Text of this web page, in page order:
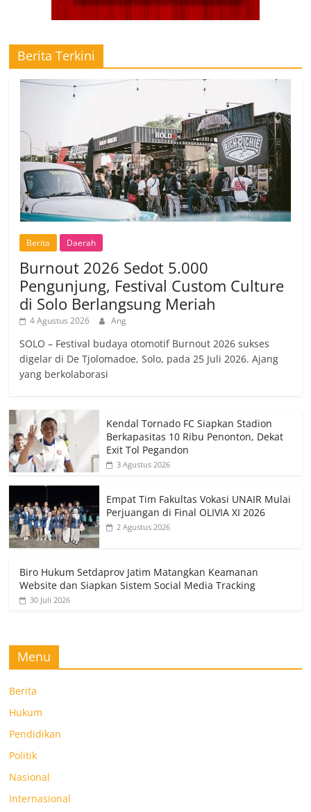
Berita Terkini
Berita Daerah
Burnout 2026 Sedot 5.000
Pengunjung, Festival Custom Culture
di Solo Berlangsung Meriah
4 Agustus 2026 Ang
SOLO – Festival budaya otomotif Burnout 2026 sukses
digelar di De Tjolomadoe, Solo, pada 25 Juli 2026. Ajang
yang berkolaborasi
Kendal Tornado FC Siapkan Stadion
Berkapasitas 10 Ribu Penonton, Dekat
Exit Tol Pegandon
3 Agustus 2026
Empat Tim Fakultas Vokasi UNAIR Mulai
Perjuangan di Final OLIVIA XI 2026
2 Agustus 2026
Biro Hukum Setdaprov Jatim Matangkan Keamanan
Website dan Siapkan Sistem Social Media Tracking
30 Juli 2026
Menu
Berita
Hukum
Pendidikan
Politik
Nasional
Internasional